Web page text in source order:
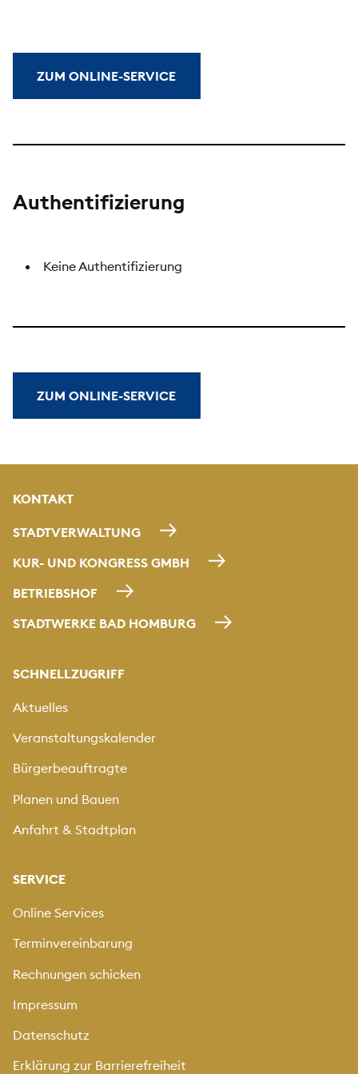
ZUM ONLINE-SERVICE
Authentifizierung
Keine Authentifizierung
ZUM ONLINE-SERVICE
KONTAKT
STADTVERWALTUNG
KUR- UND KONGRESS GMBH
BETRIEBSHOF
STADTWERKE BAD HOMBURG
SCHNELLZUGRIFF
Aktuelles
Veranstaltungskalender
Bürgerbeauftragte
Planen und Bauen
Anfahrt & Stadtplan
SERVICE
Online Services
Terminvereinbarung
Rechnungen schicken
Impressum
Datenschutz
Erklärung zur Barrierefreiheit